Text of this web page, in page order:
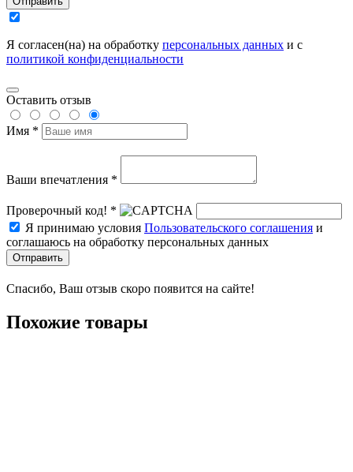
Я согласен(на) на обработку персональных данных и с
политикой конфиденциальности
Оставить отзыв
Имя *
Ваши впечатления *
Проверочный код! *
Я принимаю условия Пользовательского соглашения и
соглашаюсь на обработку персональных данных
Отправить
Спасибо, Ваш отзыв скоро появится на сайте!
Похожие товары